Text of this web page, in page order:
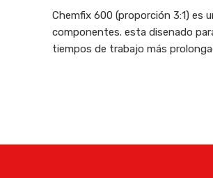
Chemfix 600 (proporción 3:1) es
componentes. esta disenado
tiempos de trabajo más